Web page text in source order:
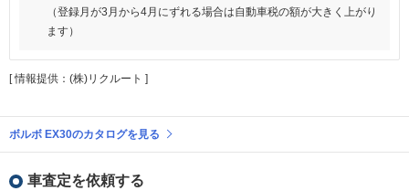
（登録月が3月から4月にずれる場合は自動車税の額が大きく上がり
ます）
[ 情報提供：(株)リクルート ]
ボルボ EX30のカタログを見る
車査定を依頼する